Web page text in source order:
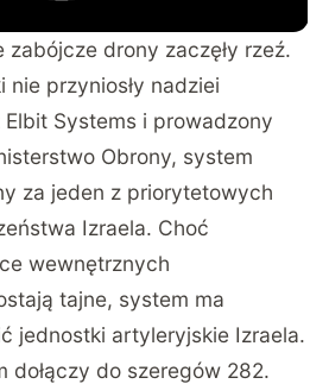
zabójcze drony zaczęły rzeź.
nie przyniosły nadziei
Systems i prowadzony
Obrony, system
za jeden z priorytetowych
Izraela. Choć
wewnętrznych
tajne, system ma
jednostki artyleryjskie Izraela.
dołączy do szeregów 282.